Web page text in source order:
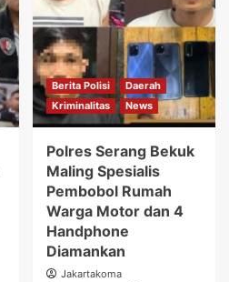
Berita Polisi
Daerah
Kriminalitas
News
Polres Serang Bekuk
Maling Spesialis
Pembobol Rumah
Warga Motor dan 4
Handphone
Diamankan
Jakartakoma